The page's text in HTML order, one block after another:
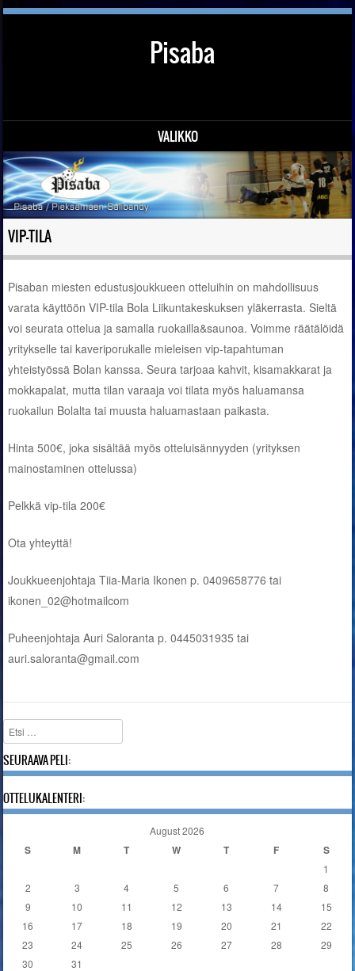
Pisaba
VALIKKO
Siirry sisältöön
VIP-TILA
Pisaban miesten edustusjoukkueen otteluihin on mahdollisuus
varata käyttöön VIP-tila Bola Liikuntakeskuksen yläkerrasta. Sieltä
voi seurata ottelua ja samalla ruokailla&saunoa. Voimme räätälöidä
yritykselle tai kaveriporukalle mieleisen vip-tapahtuman
yhteistyössä Bolan kanssa. Seura tarjoaa kahvit, kisamakkarat ja
mokkapalat, mutta tilan varaaja voi tilata myös haluamansa
ruokailun Bolalta tai muusta haluamastaan paikasta.
Hinta 500€, joka sisältää myös otteluisännyyden (yrityksen
mainostaminen ottelussa)
Pelkkä vip-tila 200€
Ota yhteyttä!
Joukkueenjohtaja Tiia-Maria Ikonen p. 0409658776 tai
ikonen_02@hotmailcom
Puheenjohtaja Auri Saloranta p. 0445031935 tai
auri.saloranta@gmail.com
Etsi
SEURAAVA PELI:
OTTELUKALENTERI:
August 2026
S M T W T F S
1
2
3 4 5 6 7
8
9
10 11 12 13 14
15
16
17 18 19 20 21
22
23
24 25 26 27 28
29
30
31